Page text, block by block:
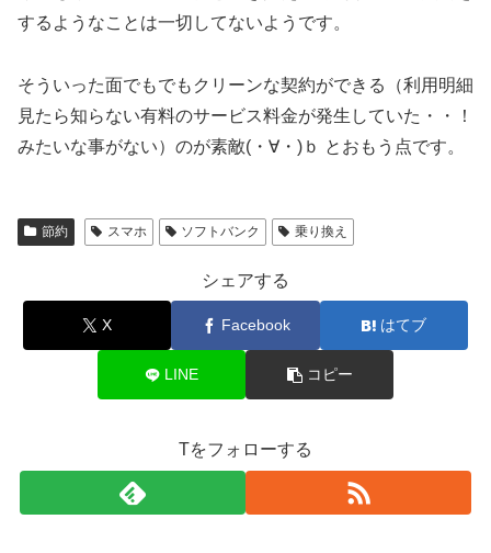
するようなことは一切してないようです。
そういった面でもでもクリーンな契約ができる（利用明細
見たら知らない有料のサービス料金が発生していた・・！
みたいな事がない）のが素敵(・∀・)ｂ とおもう点です。
節約 スマホ ソフトバンク 乗り換え
シェアする
X Facebook はてブ
LINE コピー
Tをフォローする